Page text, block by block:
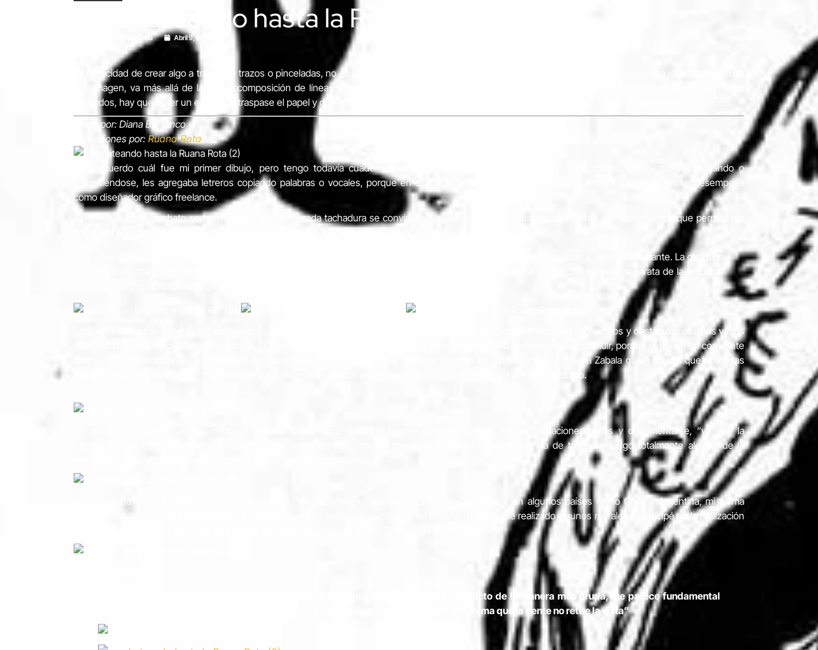
Garabateando hasta la Ruana Rota
Andrés Camilo Valencia Abril 9, 2016
La capacidad de crear algo a través de trazos o pinceladas, no es una habilidad que cualquiera llegue a manejar con destreza; transmitir una idea por medio de
una imagen, va más allá de la buena composición de líneas y recae en la creatividad del artista. Es por eso que la habilidad de manejar un lápiz, no hace
ilustrados, hay que tener un estilo que traspase el papel y disciplina para perfeccionar una pasión, que muchas veces da inicio desde que somos pequeños.
Texto por: Diana B. Franco
Ilustraciones por:Ruana Rota
“No recuerdo cuál fue mi primer dibujo, pero tengo todavía cuadernos donde están mis primeras creaciones, los cuales son personas saludando o
despidiéndose, les agregaba letreros copiando palabras o vocales, porque en ese entonces no sabía leer”, comenta Andrés Zabala, quien se desempeña
como diseñador gráfico freelance.
Así fue que cada garabato se transformó en boceto, cada tachadura se convirtió en un rostro, fueron esas obras, aciertos y desaciertos los que permitieron
“Me gustan dos definiciones que se han hecho de mis piezas, la primera fue de una reseña: Distopías con carácter y simpatía chocante. La otra fue
un comentario bien random sobre un mural que realicé este año: pyscho-esoterico-profano del vómito. Conocí el feísmo, que trata de la empatía
Porque el mundo del arte es así, cada paso que se da se está más cerca al verdadero sendero, un momento lleno de imprevistos y obstáculos muchas veces
nos guían a lo que verdaderamente somos. “Es pretencioso decir soy ilustrador, me parece que en ello hay mucho que concluir, porque estoy en un constante
proceso de aprendizaje que se alimenta de experiencias y reflexiones que siempre resultan en ilustraciones”, comenta Zabala quien resalta que son esas
mismas experiencias las que convierten su trabajo como diseñador en la pasión para llegar a decir mucho en un garabato.
Después de recargar baterías creativas gracias a la música, pasar el tiempo con los amigos, revisar anotaciones viejas y documentarse, “ya que la
experimentación es más divertida cuando sabes lo suficiente”, son los pasos ideales para convertir un día de trabajo en algo totalmente alejado de la
Su trabajo ha cruzado fronteras y no se detiene: “He publicado en varios fanzines en Colombia, y en algunos países como Chile y Argentina, mi última
colaboración ha sido para Están Vivos, un fanzine que está próximo a publicarse en España. También he realizado algunos murales y participé en la realización
“Hacer visible los distintos puntos de vista de las personas que han vivido el conflicto de la manera más cruda, me parece fundamental
contarlo y es a través de la ilustración que puedes hacer llegar este mensaje de una forma que la gente no retire la vista”